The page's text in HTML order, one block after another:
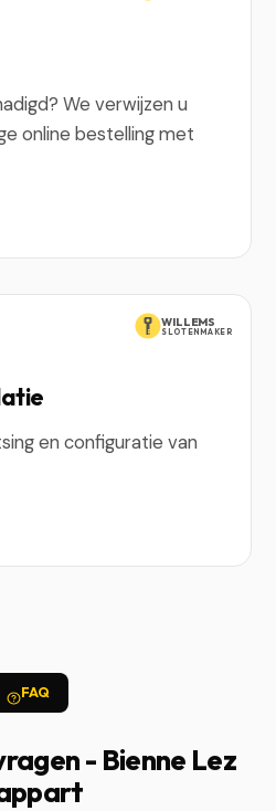
We verwijzen u
online bestelling met
WILLEMS
SLOTENMAKER
en configuratie van
FAQ
- Bienne Lez